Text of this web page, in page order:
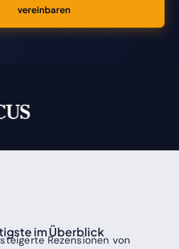
vereinbaren
im Überblick
Rezensionen von